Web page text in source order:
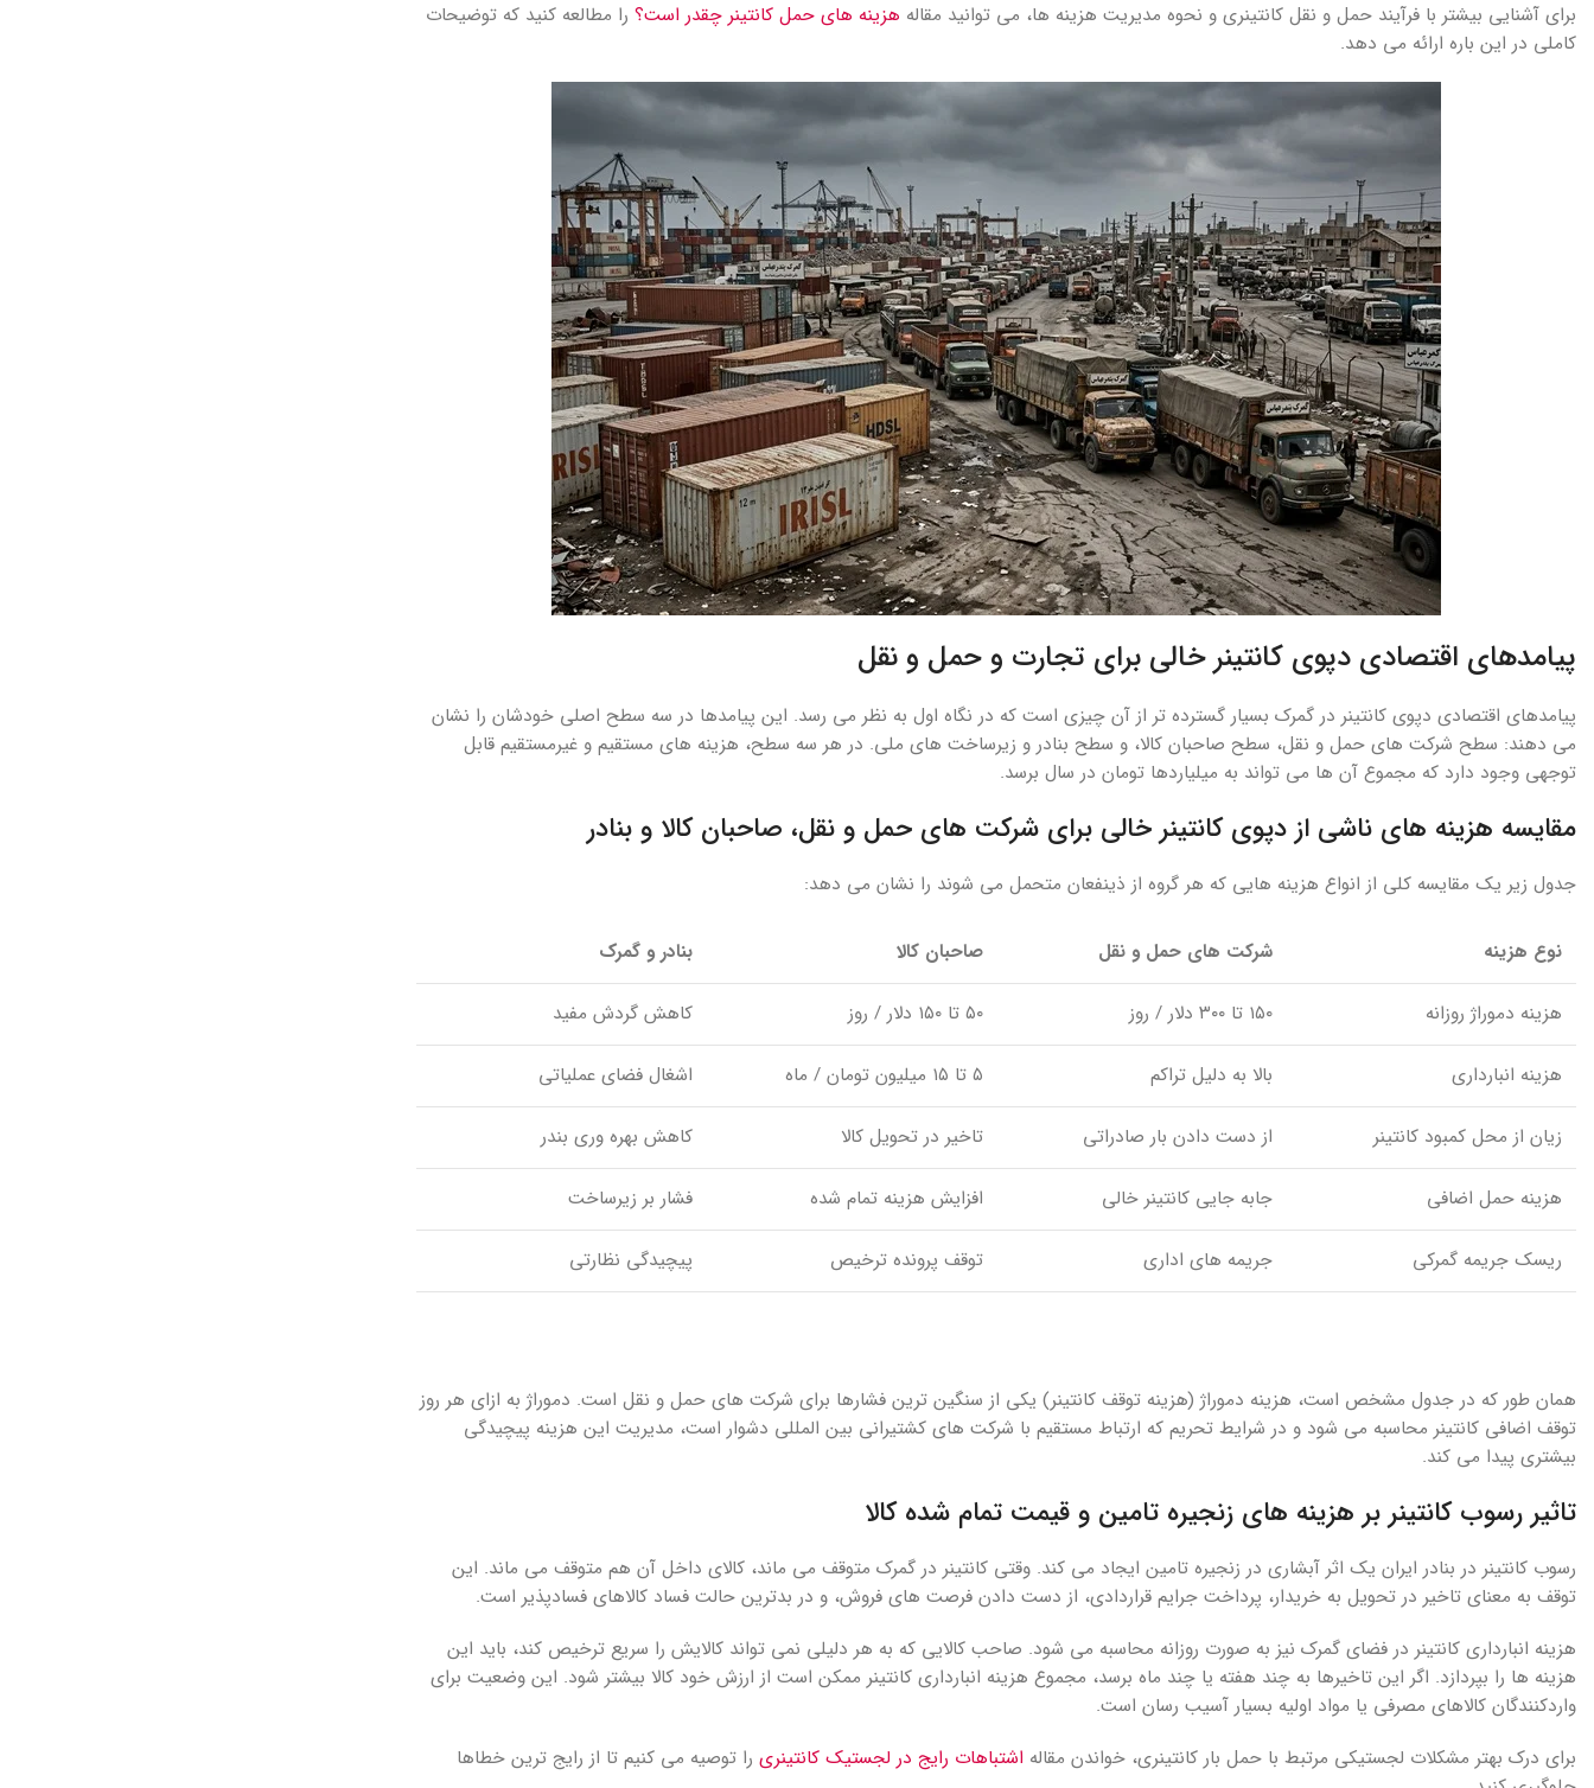
برای آشنایی بیشتر با فرآیند حمل و نقل کانتینری و نحوه مدیریت هزینه ها، می توانید مقاله هزینه های حمل کانتینر چقدر است؟ را مطالعه کنید که توضیحات
کاملی در این باره ارائه می دهد.
پیامدهای اقتصادی دپوی کانتینر خالی برای تجارت و حمل و نقل
پیامدهای اقتصادی دپوی کانتینر در گمرک بسیار گسترده تر از آن چیزی است که در نگاه اول به نظر می رسد. این پیامدها در سه سطح اصلی خودشان را نشان
می دهند: سطح شرکت های حمل و نقل، سطح صاحبان کالا، و سطح بنادر و زیرساخت های ملی. در هر سه سطح، هزینه های مستقیم و غیرمستقیم قابل
توجهی وجود دارد که مجموع آن ها می تواند به میلیاردها تومان در سال برسد.
مقایسه هزینه های ناشی از دپوی کانتینر خالی برای شرکت های حمل و نقل، صاحبان کالا و بنادر
جدول زیر یک مقایسه کلی از انواع هزینه هایی که هر گروه از ذینفعان متحمل می شوند را نشان می دهد:
نوع هزینه شرکت های حمل و نقل صاحبان کالا بنادر و گمرک
هزینه دموراژ روزانه ۱۵۰ تا ۳۰۰ دلار / روز ۵۰ تا ۱۵۰ دلار / روز کاهش گردش مفید
هزینه انبارداری بالا به دلیل تراکم ۵ تا ۱۵ میلیون تومان / ماه اشغال فضای عملیاتی
زیان از محل کمبود کانتینر از دست دادن بار صادراتی تاخیر در تحویل کالا کاهش بهره وری بندر
هزینه حمل اضافی جابه جایی کانتینر خالی افزایش هزینه تمام شده فشار بر زیرساخت
ریسک جریمه گمرکی جریمه های اداری توقف پرونده ترخیص پیچیدگی نظارتی
همان طور که در جدول مشخص است، هزینه دموراژ (هزینه توقف کانتینر) یکی از سنگین ترین فشارها برای شرکت های حمل و نقل است. دموراژ به ازای هر روز
توقف اضافی کانتینر محاسبه می شود و در شرایط تحریم که ارتباط مستقیم با شرکت های کشتیرانی بین المللی دشوار است، مدیریت این هزینه پیچیدگی
بیشتری پیدا می کند.
تاثیر رسوب کانتینر بر هزینه های زنجیره تامین و قیمت تمام شده کالا
رسوب کانتینر در بنادر ایران یک اثر آبشاری در زنجیره تامین ایجاد می کند. وقتی کانتینر در گمرک متوقف می ماند، کالای داخل آن هم متوقف می ماند. این
توقف به معنای تاخیر در تحویل به خریدار، پرداخت جرایم قراردادی، از دست دادن فرصت های فروش، و در بدترین حالت فساد کالاهای فسادپذیر است.
هزینه انبارداری کانتینر در فضای گمرک نیز به صورت روزانه محاسبه می شود. صاحب کالایی که به هر دلیلی نمی تواند کالایش را سریع ترخیص کند، باید این
هزینه ها را بپردازد. اگر این تاخیرها به چند هفته یا چند ماه برسد، مجموع هزینه انبارداری کانتینر ممکن است از ارزش خود کالا بیشتر شود. این وضعیت برای
واردکنندگان کالاهای مصرفی یا مواد اولیه بسیار آسیب رسان است.
برای درک بهتر مشکلات لجستیکی مرتبط با حمل بار کانتینری، خواندن مقاله اشتباهات رایج در لجستیک کانتینری را توصیه می کنیم تا از رایج ترین خطاها